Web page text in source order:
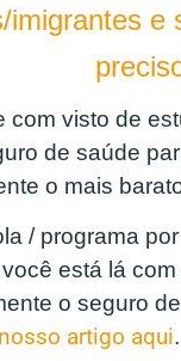
com visto de
de saúde
o mais
/ programa
está lá
o seguro
artigo aqui.